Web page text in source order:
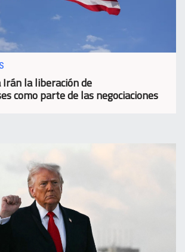
Irán la liberación de
como parte de las negociaciones